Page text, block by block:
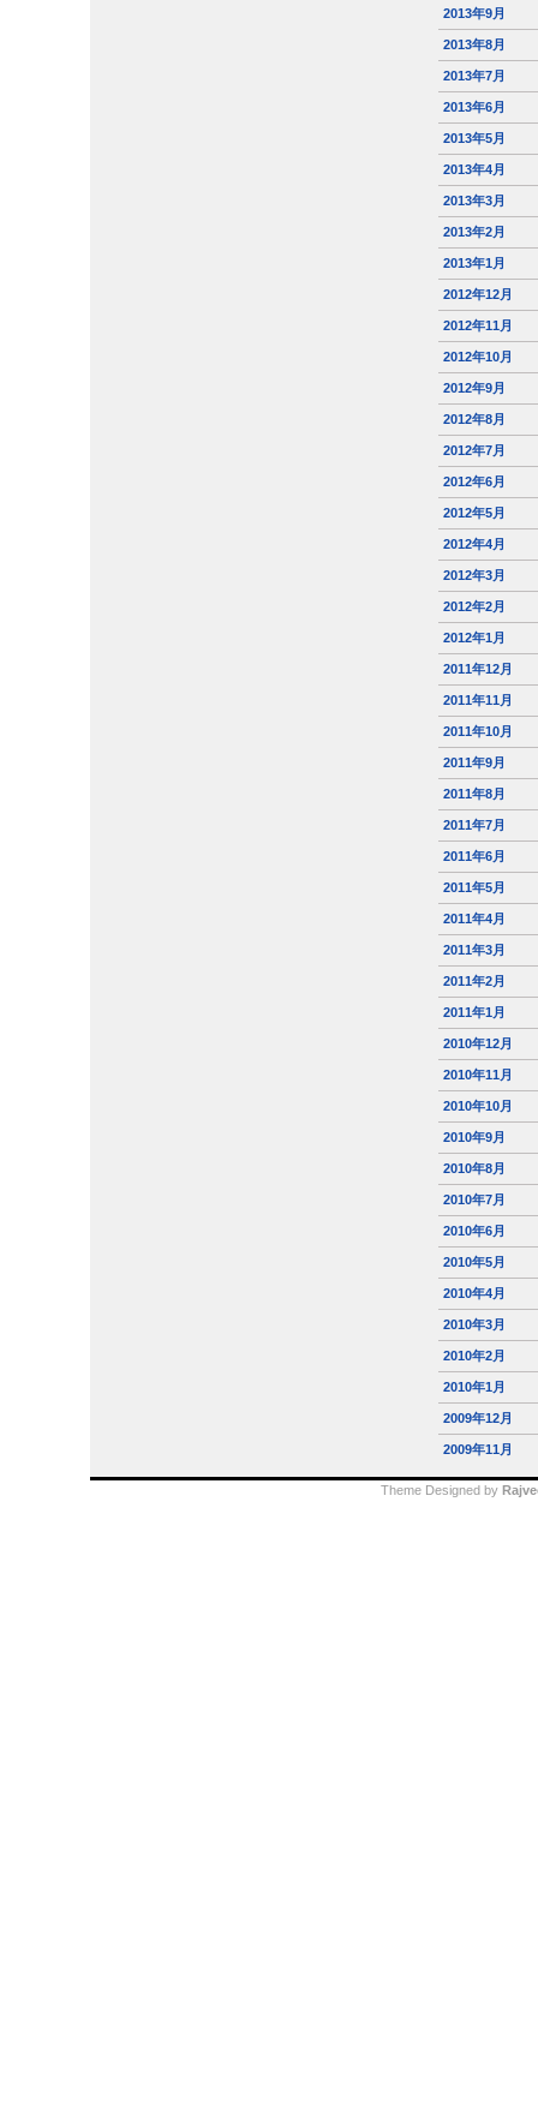
2013年9月
2013年8月
2013年7月
2013年6月
2013年5月
2013年4月
2013年3月
2013年2月
2013年1月
2012年12月
2012年11月
2012年10月
2012年9月
2012年8月
2012年7月
2012年6月
2012年5月
2012年4月
2012年3月
2012年2月
2012年1月
2011年12月
2011年11月
2011年10月
2011年9月
2011年8月
2011年7月
2011年6月
2011年5月
2011年4月
2011年3月
2011年2月
2011年1月
2010年12月
2010年11月
2010年10月
2010年9月
2010年8月
2010年7月
2010年6月
2010年5月
2010年4月
2010年3月
2010年2月
2010年1月
2009年12月
2009年11月
Theme Designed by